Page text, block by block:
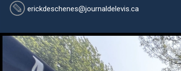
erickdeschenes@journaldelevis.ca